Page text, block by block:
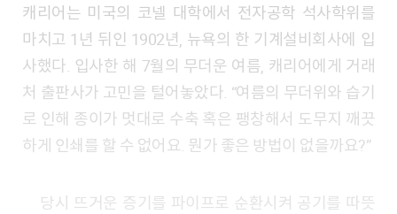
캐리어는 미국의 코넬 대학에서 전자공학 석사학위를
마치고 1년 뒤인 1902년, 뉴욕의 한 기계설비회사에 입
사했다. 입사한 해 7월의 무더운 여름, 캐리어에게 거래
처 출판사가 고민을 털어놓았다. “여름의 무더위와 습기
로 인해 종이가 멋대로 수축 혹은 팽창해서 도무지 깨끗
하게 인쇄를 할 수 없어요. 뭔가 좋은 방법이 없을까요?”
당시 뜨거운 증기를 파이프로 순환시켜 공기를 따뜻